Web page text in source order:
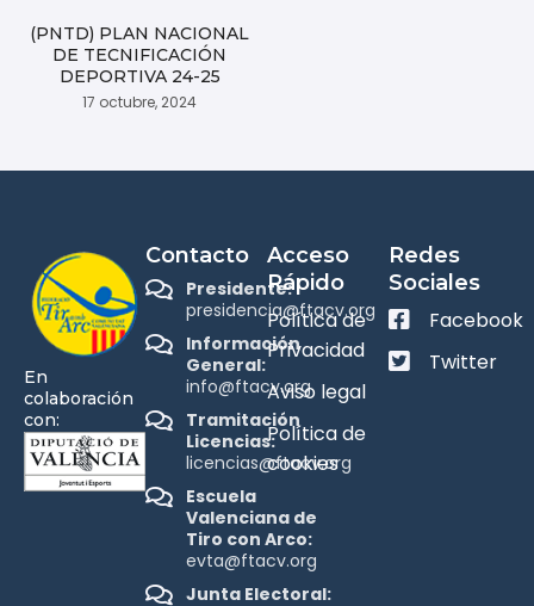
(PNTD) PLAN NACIONAL
DE TECNIFICACIÓN
DEPORTIVA 24-25
17 octubre, 2024
En
colaboración
con:
Contacto
Presidente:
presidencia@ftacv.org
Información
General:
info@ftacv.org
Tramitación
Licencias:
licencias@ftacv.org
Escuela
Valenciana de
Tiro con Arco:
evta@ftacv.org
Junta Electoral:
Acceso
Rápido
Política de
Privacidad
Aviso legal
Política de
cookies
Redes
Sociales
Facebook
Twitter